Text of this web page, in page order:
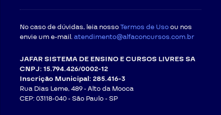
valores do material didático. Caso tenha direito à
restituição de valores, a multa será abatida;
(quarenta por cento) do curso, não fará jus a restituição
de valores, tão somente ao direito à rescisão;
Além de respeitas as condições das cláusulas
anteriores, o CONTRATANTE somente terá direito a
estorno de valores se observados cumulativamente os
No caso de dúvidas, leia nossoTermos de Usoou nos
envie um e-mail.atendimento@alfaconcursos.com.br
JAFAR SISTEMA DE ENSINO E CURSOS LIVRES SA
CNPJ: 15.794.426/0002-12
Inscrição Municipal: 285.416-3
Rua Dias Leme, 489 - Alto da Mooca
CEP: 03118-040 -São Paulo - SP